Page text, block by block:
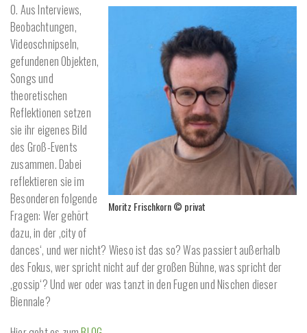
Moritz Frischkorn © privat
0. Aus Interviews,
Beobachtungen,
Videoschnipseln,
gefundenen Objekten,
Songs und
theoretischen
Reflektionen setzen
sie ihr eigenes Bild
des Groß-Events
zusammen. Dabei
reflektieren sie im
Besonderen folgende
Fragen: Wer gehört
dazu, in der ‚city of
dances‘, und wer nicht? Wieso ist das so? Was passiert außerhalb
des Fokus, wer spricht nicht auf der großen Bühne, was spricht der
‚gossip‘? Und wer oder was tanzt in den Fugen und Nischen dieser
Biennale?